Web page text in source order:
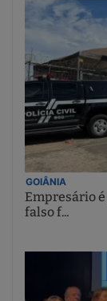
GOIÂNIA
Empresário
falso f...